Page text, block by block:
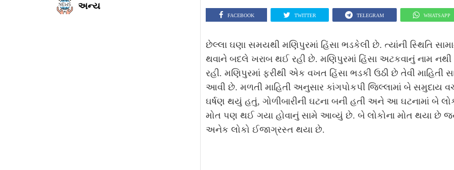
અન્ય
FACEBOOK TWITTER TELEGRAM WHATSAPP
છેલ્લા ઘણા સમયથી મણિપુરમાં હિંસા ભડકેલી છે. ત્યાંની સ્થિતિ
થવાને બદલે ખરાબ થઈ રહી છે. મણિપુરમાં હિંસા અટકવાનું નામ
રહી. મણિપુરમાં ફરીથી એક વખત હિંસા ભડકી ઉઠી છે તેવી માહિતી
આવી છે. મળતી માહિતી અનુસાર કાંગપોકપી જિલ્લામાં બે સમુદાય
ઘર્ષણ થયું હતું, ગોળીબારીની ઘટના બની હતી અને આ ઘટનામાં બે
મોત પણ થઈ ગયા હોવાનું સામે આવ્યું છે. બે લોકોના મોત થયા છે
અનેક લોકો ઈજાગ્રસ્ત થયા છે.